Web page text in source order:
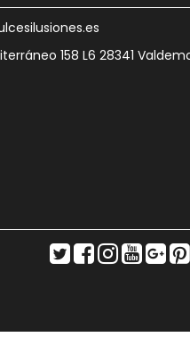
158 L6 28341